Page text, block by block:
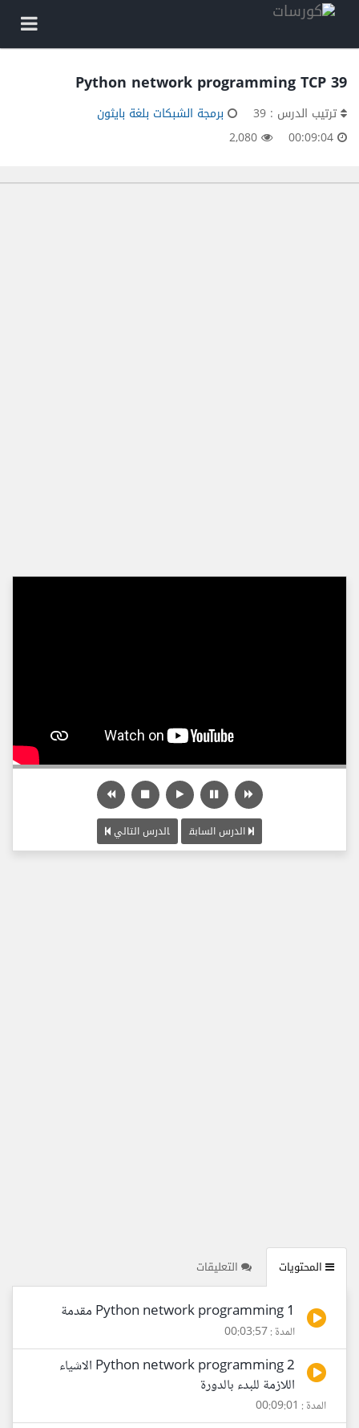
39 Python network programming TCP
ترتيب الدرس : 39
برمجة الشبكات بلغة بايثون
الدرس السابق الدرس التالي
المحتويات التعليقات
1 Python network programming مقدمة
المدة : 00:03:57
2 Python network programming الاشياء
اللازمة للبدء بالدورة
المدة : 00:09:01